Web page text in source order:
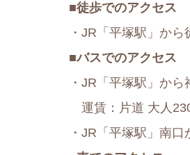
■徒歩でのアクセス
・JR「平塚駅」から
■バスでのアクセス
・JR「平塚駅」か
運賃：片道 大人
・JR「平塚駅」南